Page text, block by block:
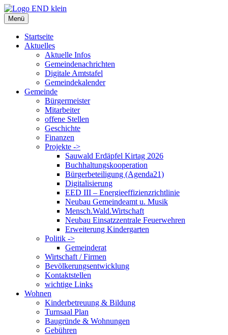
Zum
Inhalt
springen
Menü
Startseite
Aktuelles
Aktuelle Infos
Gemeindenachrichten
Digitale Amtstafel
Gemeindekalender
Gemeinde
Bürgermeister
Mitarbeiter
offene Stellen
Geschichte
Finanzen
Projekte ->
Sauwald Erdäpfel Kirtag 2026
Buchhaltungskooperation
Bürgerbeteiligung (Agenda21)
Digitalisierung
EED III – Energieeffizienzrichtlinie
Neubau Gemeindeamt u. Musik
Mensch.Wald.Wirtschaft
Neubau Einsatzzentrale Feuerwehren
Erweiterung Kindergarten
Politik ->
Gemeinderat
Wirtschaft / Firmen
Bevölkerungsentwicklung
Kontaktstellen
wichtige Links
Wohnen
Kinderbetreuung & Bildung
Turnsaal Plan
Baugründe & Wohnungen
Gebühren